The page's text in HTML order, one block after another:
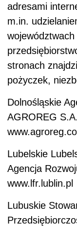
adresami
m.in.
województwach
stronach
pożyczek,
Dolnośląskie
AGROREG S.A.
Lubelskie
Agencja
www.lfr.lublin.pl
Lubuskie